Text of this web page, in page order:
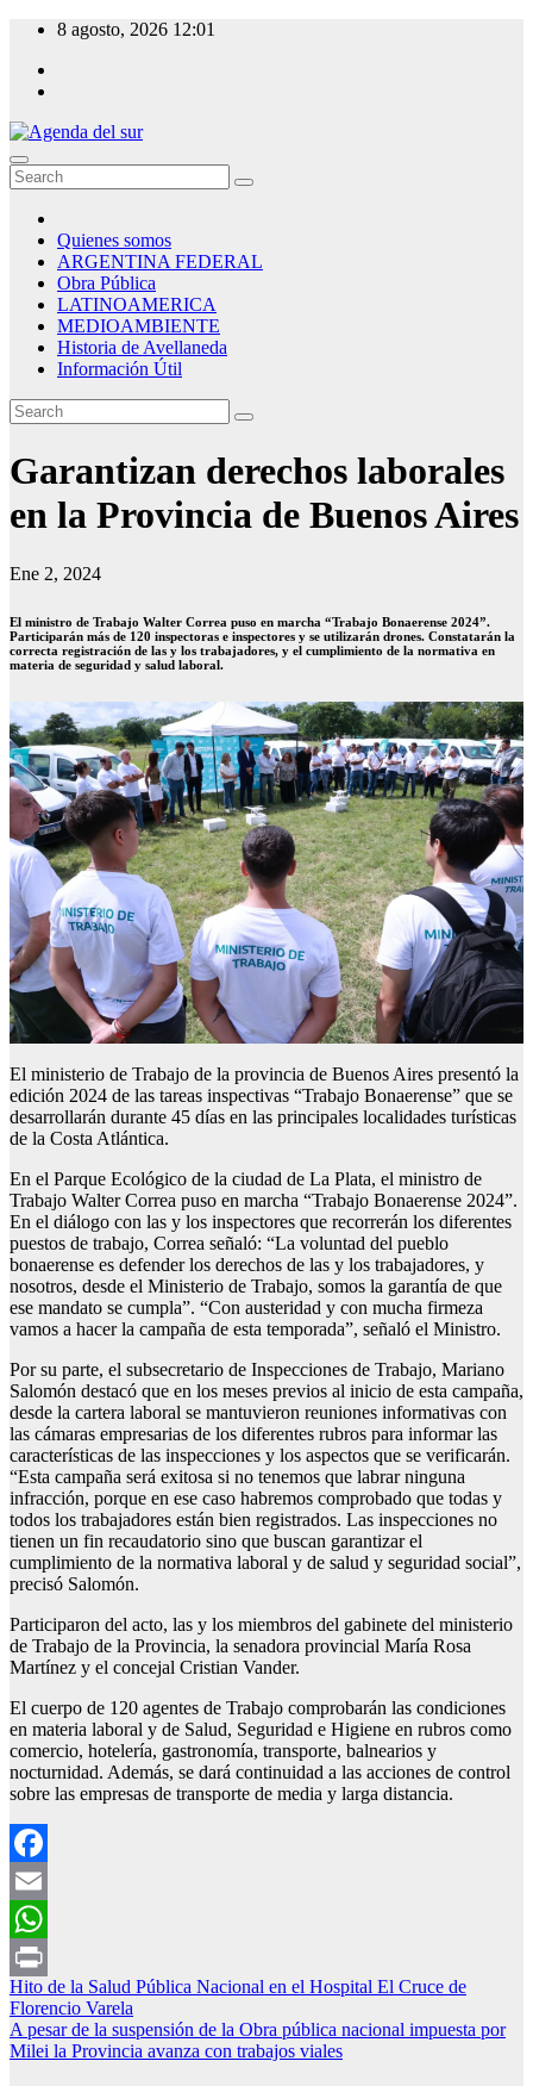
Skip
content
8 agosto, 2026 12:01
Agenda del sur
Quienes somos
ARGENTINA FEDERAL
Obra Pública
LATINOAMERICA
MEDIOAMBIENTE
Historia de Avellaneda
Información Útil
Garantizan derechos laborales
en la Provincia de Buenos Aires
Ene 2, 2024
El ministro de Trabajo Walter Correa puso en marcha “Trabajo Bonaerense 2024”.
Participarán más de 120 inspectoras e inspectores y se utilizarán drones. Constatarán la
correcta registración de las y los trabajadores, y el cumplimiento de la normativa en
materia de seguridad y salud laboral.
El ministerio de Trabajo de la provincia de Buenos Aires presentó la
edición 2024 de las tareas inspectivas “Trabajo Bonaerense” que se
desarrollarán durante 45 días en las principales localidades turísticas
de la Costa Atlántica.
En el Parque Ecológico de la ciudad de La Plata, el ministro de
Trabajo Walter Correa puso en marcha “Trabajo Bonaerense 2024”.
En el diálogo con las y los inspectores que recorrerán los diferentes
puestos de trabajo, Correa señaló: “La voluntad del pueblo
bonaerense es defender los derechos de las y los trabajadores, y
nosotros, desde el Ministerio de Trabajo, somos la garantía de que
ese mandato se cumpla”. “Con austeridad y con mucha firmeza
vamos a hacer la campaña de esta temporada”, señaló el Ministro.
Por su parte, el subsecretario de Inspecciones de Trabajo, Mariano
Salomón destacó que en los meses previos al inicio de esta campaña,
desde la cartera laboral se mantuvieron reuniones informativas con
las cámaras empresarias de los diferentes rubros para informar las
características de las inspecciones y los aspectos que se verificarán.
“Esta campaña será exitosa si no tenemos que labrar ninguna
infracción, porque en ese caso habremos comprobado que todas y
todos los trabajadores están bien registrados. Las inspecciones no
tienen un fin recaudatorio sino que buscan garantizar el
cumplimiento de la normativa laboral y de salud y seguridad social”,
precisó Salomón.
Participaron del acto, las y los miembros del gabinete del ministerio
de Trabajo de la Provincia, la senadora provincial María Rosa
Martínez y el concejal Cristian Vander.
El cuerpo de 120 agentes de Trabajo comprobarán las condiciones
en materia laboral y de Salud, Seguridad e Higiene en rubros como
comercio, hotelería, gastronomía, transporte, balnearios y
nocturnidad. Además, se dará continuidad a las acciones de control
sobre las empresas de transporte de media y larga distancia.
Facebook
Email
WhatsApp
Print
Navegación
de
entradas
Hito de la Salud Pública Nacional en el Hospital El Cruce de
Florencio Varela
A pesar de la suspensión de la Obra pública nacional impuesta por
Milei la Provincia avanza con trabajos viales